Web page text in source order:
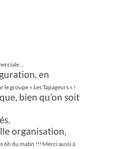
en
groupe « Les Tapageurs » !
bien qu’on soit
organisation,
6h du matin !!! Merci aussi à